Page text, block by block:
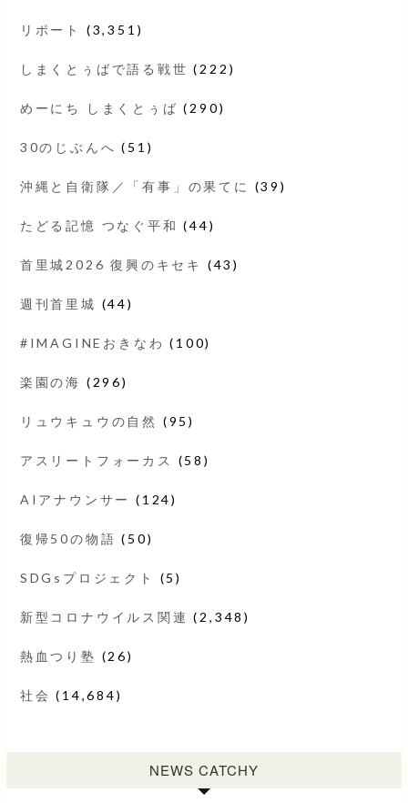
リポート (3,351)
しまくとぅばで語る戦世 (222)
めーにち しまくとぅば (290)
30のじぶんへ (51)
沖縄と自衛隊／「有事」の果てに (39)
たどる記憶 つなぐ平和 (44)
首里城2026 復興のキセキ (43)
週刊首里城 (44)
#IMAGINEおきなわ (100)
楽園の海 (296)
リュウキュウの自然 (95)
アスリートフォーカス (58)
AIアナウンサー (124)
復帰50の物語 (50)
SDGsプロジェクト (5)
新型コロナウイルス関連 (2,348)
熱血つり塾 (26)
社会 (14,684)
NEWS CATCHY